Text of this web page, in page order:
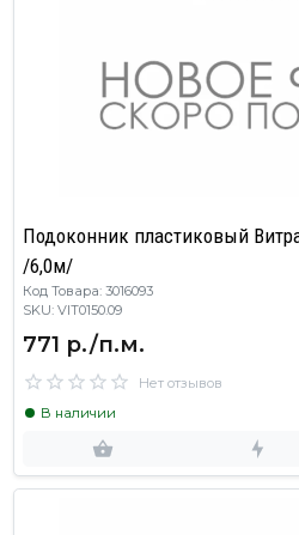
Подоконник пластиковый
/6,0м/
Код Товара: 3016093
SKU: VIT0150.09
771 р./п.м.
Нет отзывов
В наличии